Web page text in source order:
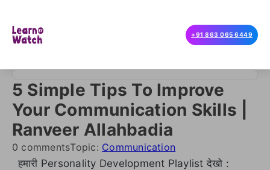
+91 863 065 6449
5 Simple Tips To Improve
Your Communication Skills |
Ranveer Allahbadia
0 commentsTopic: Communication
हमारी Personality Development Playlist देखो :